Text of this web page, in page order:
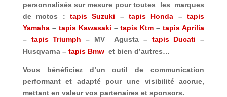
personnalisés sur mesure pour toutes les marques
de motos : tapis Suzuki –tapis Honda –tapis
Yamaha– tapis Kawasaki –tapis Ktm –tapis Aprilia
– tapis Triumph – MV Agusta – tapis Ducati –
Husqvarna – tapis Bmwet bien d’autres…
Vous bénéficiez d’un outil de communication
performant et adapté pour une visibilité accrue,
mettant en valeur vos partenaires et sponsors.